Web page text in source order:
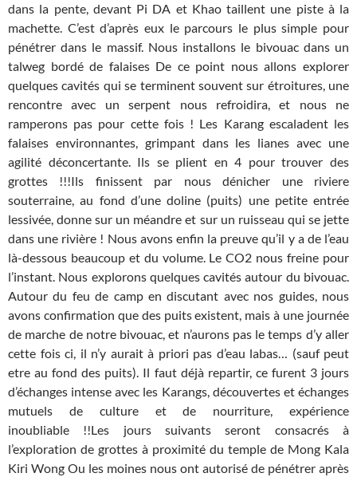
dans la pente, devant Pi DA et Khao taillent une piste à la
machette. C’est d’après eux le parcours le plus simple pour
pénétrer dans le massif. Nous installons le bivouac dans un
talweg bordé de falaises De ce point nous allons explorer
quelques cavités qui se terminent souvent sur étroitures, une
rencontre avec un serpent nous refroidira, et nous ne
ramperons pas pour cette fois ! Les Karang escaladent les
falaises environnantes, grimpant dans les lianes avec une
agilité déconcertante. Ils se plient en 4 pour trouver des
grottes !!!Ils finissent par nous dénicher une riviere
souterraine, au fond d’une doline (puits) une petite entrée
lessivée, donne sur un méandre et sur un ruisseau qui se jette
dans une rivière ! Nous avons enfin la preuve qu’il y a de l’eau
là-dessous beaucoup et du volume. Le CO2 nous freine pour
l’instant. Nous explorons quelques cavités autour du bivouac.
Autour du feu de camp en discutant avec nos guides, nous
avons confirmation que des puits existent, mais à une journée
de marche de notre bivouac, et n’aurons pas le temps d’y aller
cette fois ci, il n’y aurait à priori pas d’eau labas… (sauf peut
etre au fond des puits). Il faut déjà repartir, ce furent 3 jours
d’échanges intense avec les Karangs, découvertes et échanges
mutuels de culture et de nourriture, expérience
inoubliable !!Les jours suivants seront consacrés à
l’exploration de grottes à proximité du temple de Mong Kala
Kiri Wong Ou les moines nous ont autorisé de pénétrer après